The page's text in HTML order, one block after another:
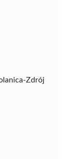
Zdrój